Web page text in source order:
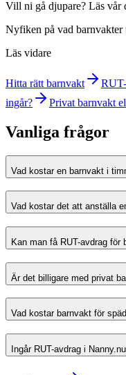
Vill ni gå djupare? Läs vår
Nyfiken på vad barnvakter
Läs vidare
Hitta rätt barnvakt
ingår?
Privat barnvakt
Vanliga frågor
Vad kostar en barnvakt i
Vad kostar det att anställa
Kan man få RUT-avdrag för
Är det billigare med privat
Vad kostar barnvakt för
Ingår RUT-avdrag i